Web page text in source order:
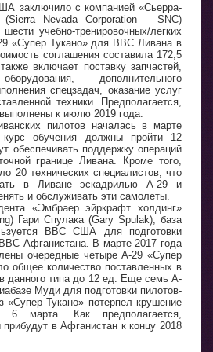
заключило с компанией «Сьерра-
(Sierra Nevada Corporation – SNC)
учебно-тренировочных/легких
«Супер Тукано» для ВВС Ливана в
соглашения составила 172,5
включает поставку запчастей,
дополнительного
спецзадач, оказание услуг
техники. Предполагается,
к июлю 2019 года.
пилотов началась в марте
обучения должны пройти 12
обеспечивать поддержку операций
границе Ливана. Кроме того,
20 технических специалистов, что
в Ливане эскадрилью A-29 и
и обслуживать эти самолеты.
«Эмбраер эйркрафт холдинг»
Гари Спулака (Gary Spulak), база
ВВС США для подготовки
Афганистана. В марте 2017 года
очередные четыре A-29 «Супер
общее количество поставленных в
данного типа до 12 ед. Еще семь A-
Муди для подготовки пилотов-
«Супер Тукано» потерпел крушение
марта. Как предполагается,
в Афганистан к концу 2018